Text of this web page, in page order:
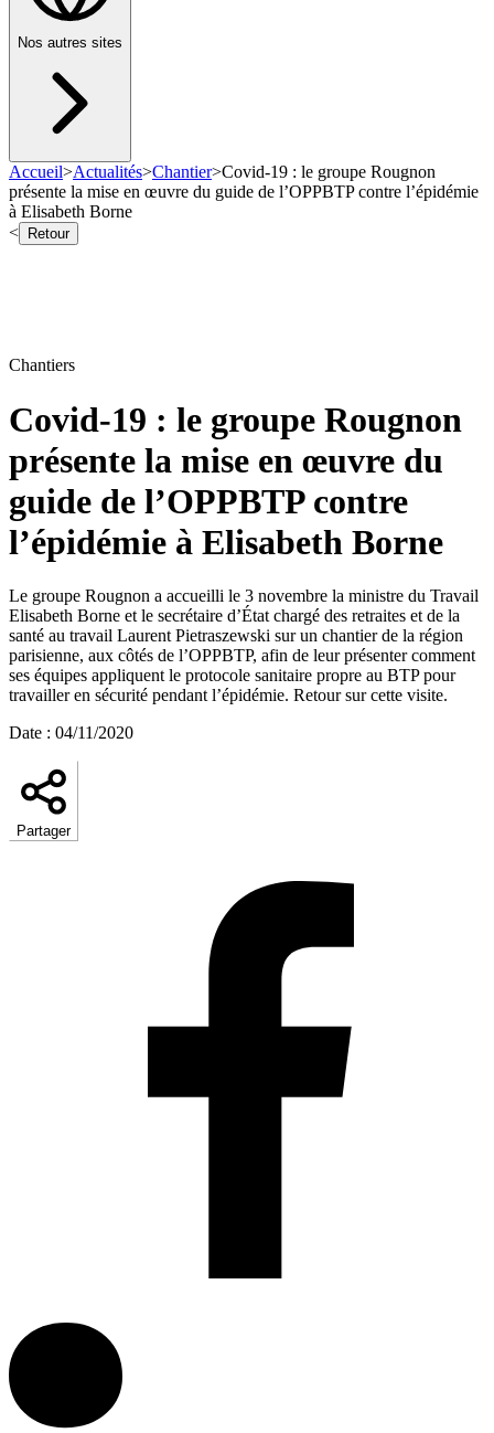
Nos autres sites
Accueil>Actualités>Chantier>Covid-19 : le groupe Rougnon
présente la mise en œuvre du guide de l’OPPBTP contre l’épidémie
à Elisabeth Borne
<
Retour
Chantiers
Covid-19 : le groupe Rougnon
présente la mise en œuvre du
guide de l’OPPBTP contre
l’épidémie à Elisabeth Borne
Le groupe Rougnon a accueilli le 3 novembre la ministre du Travail
Elisabeth Borne et le secrétaire d’État chargé des retraites et de la
santé au travail Laurent Pietraszewski sur un chantier de la région
parisienne, aux côtés de l’OPPBTP, afin de leur présenter comment
ses équipes appliquent le protocole sanitaire propre au BTP pour
travailler en sécurité pendant l’épidémie. Retour sur cette visite.
Date : 04/11/2020
Partager